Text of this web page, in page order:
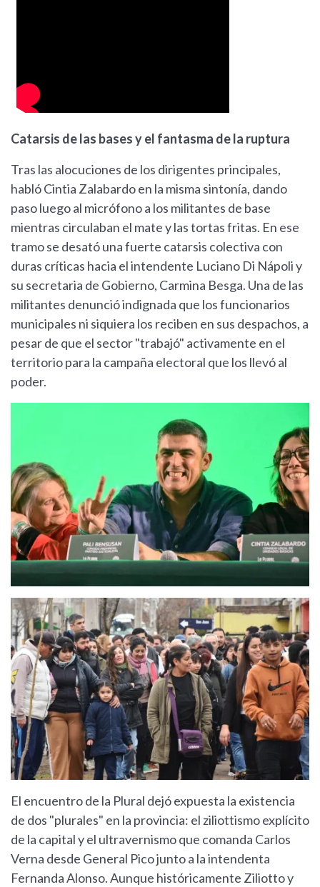
Catarsis de las bases y el fantasma de la ruptura
Tras las alocuciones de los dirigentes principales,
habló Cintia Zalabardo en la misma sintonía, dando
paso luego al micrófono a los militantes de base
mientras circulaban el mate y las tortas fritas. En ese
tramo se desató una fuerte catarsis colectiva con
duras críticas hacia el intendente Luciano Di Nápoli y
su secretaria de Gobierno, Carmina Besga. Una de las
militantes denunció indignada que los funcionarios
municipales ni siquiera los reciben en sus despachos, a
pesar de que el sector "trabajó" activamente en el
territorio para la campaña electoral que los llevó al
poder.
El encuentro de la Plural dejó expuesta la existencia
de dos "plurales" en la provincia: el ziliottismo explícito
de la capital y el ultravernismo que comanda Carlos
Verna desde General Pico junto a la intendenta
Fernanda Alonso. Aunque históricamente Ziliotto y